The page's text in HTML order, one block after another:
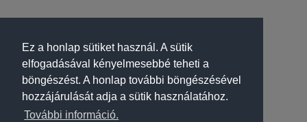
Ez a honlap sütiket használ. A sütik
elfogadásával kényelmesebbé teheti a
böngészést. A honlap további böngészésével
hozzájárulását adja a sütik használatához.
További információ.